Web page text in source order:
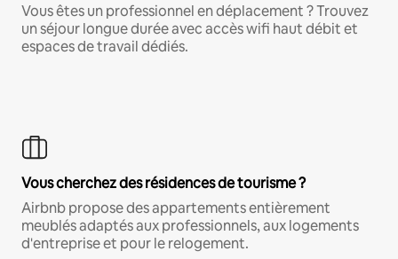
Vous êtes un professionnel en déplacement ? Trouvez
un séjour longue durée avec accès wifi haut débit et
espaces de travail dédiés.
Vous cherchez des résidences de tourisme ?
Airbnb propose des appartements entièrement
meublés adaptés aux professionnels, aux logements
d'entreprise et pour le relogement.